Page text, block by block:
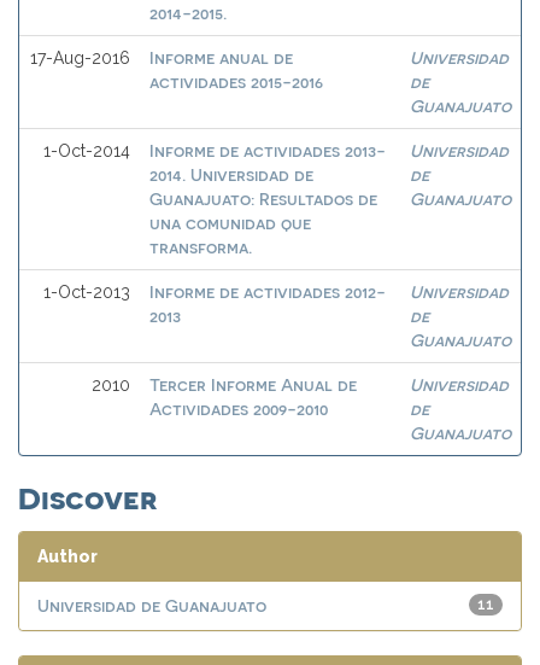
2014-2015.
17-Aug-2016
Informe anual de
actividades 2015-2016
Universidad
de
Guanajuato
1-Oct-2014
Informe de actividades 2013-
2014. Universidad de
Guanajuato: Resultados de
una comunidad que
transforma.
Universidad
de
Guanajuato
1-Oct-2013
Informe de actividades 2012-
2013
Universidad
de
Guanajuato
2010
Tercer Informe Anual de
Actividades 2009-2010
Universidad
de
Guanajuato
Discover
Author
11
Universidad de Guanajuato